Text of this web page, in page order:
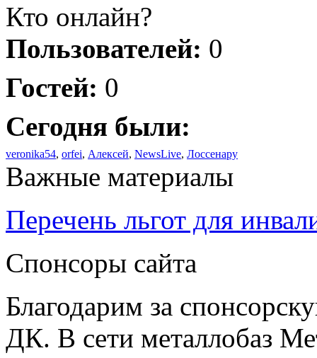
Кто онлайн?
Пользователей: 0
Гостей: 0
Сегодня были:
veronika54, orfei, Алексей, NewsLive, Лоссенару
Важные материалы
Перечень льгот для
Спонсоры сайта
Благодарим за
ДК. В сети металлобаз